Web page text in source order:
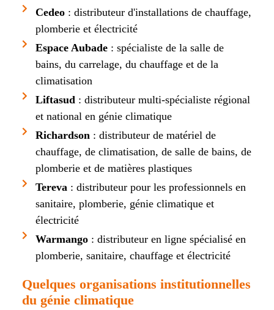
Cedeo : distributeur d'installations de chauffage,
plomberie et électricité
Espace Aubade : spécialiste de la salle de
bains, du carrelage, du chauffage et de la
climatisation
Liftasud : distributeur multi-spécialiste régional
et national en génie climatique
Richardson : distributeur de matériel de
chauffage, de climatisation, de salle de bains, de
plomberie et de matières plastiques
Tereva : distributeur pour les professionnels en
sanitaire, plomberie, génie climatique et
électricité
Warmango : distributeur en ligne spécialisé en
plomberie, sanitaire, chauffage et électricité
Quelques organisations institutionnelles
du génie climatique